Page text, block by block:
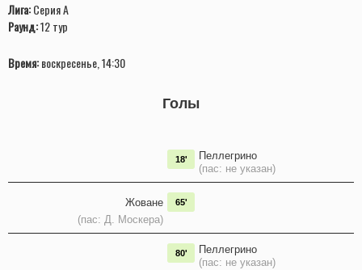
Лига:Серия А
Раунд:12 тур
Время:воскресенье, 14:30
Голы
Пеллегрино
(пас: не указан)
18'
Жоване
(пас: Д. Москера)
65'
Пеллегрино
(пас: не указан)
80'